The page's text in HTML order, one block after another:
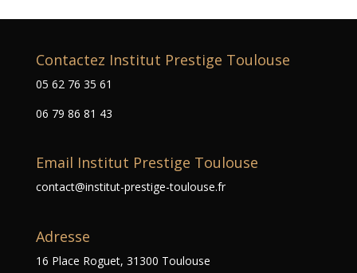
Contactez Institut Prestige Toulouse
05 62 76 35 61
06 79 86 81 43
Email Institut Prestige Toulouse
contact@institut-prestige-toulouse.fr
Adresse
16 Place Roguet, 31300 Toulouse